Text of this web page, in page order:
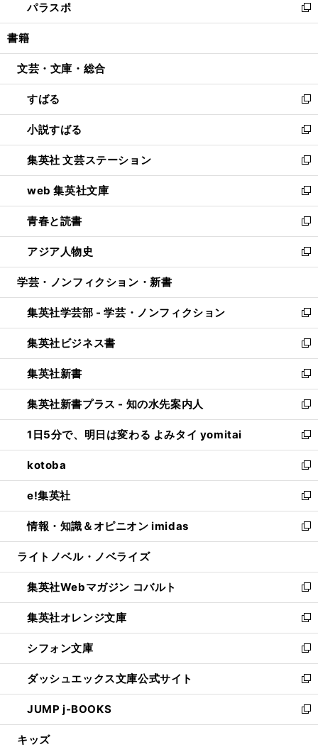
で
開
ド
ウ
開
ィ
ン
ウ
開
く
い
ウ
ン
ウ
で
開
く
パラスポ
新
し
ウ
ン
ド
ウ
で
開
く
書籍
文芸・文庫・総合
すばる
新
し
い
ウ
ィ
ン
ド
ウ
で
開
く
小説すばる
新
し
い
ウ
ィ
ン
ド
ウ
で
開
集英社 文芸ステーション
新
し
い
ウ
ィ
ン
ド
ウ
開
く
web 集英社文庫
新
し
い
ウ
ィ
ン
ウ
で
開
く
青春と読書
新
し
い
ウ
ン
ド
ウ
で
開
く
アジア人物史
新
し
ウ
ィ
ン
ド
ウ
で
開
く
学芸・ノンフィクション・新書
集英社学芸部 - 学芸・ノンフィクション
新
し
い
ウ
ィ
ン
ド
ウ
で
開
く
集英社ビジネス書
新
し
い
ウ
ィ
ン
ド
ウ
で
開
く
集英社新書
新
し
い
ウ
ィ
ン
ド
ウ
で
開
く
集英社新書プラス - 知の水先案内人
新
し
い
ウ
ィ
ン
ド
ウ
で
開
1日5分で、明日は変わる よみタイ yomitai
新
し
い
ウ
ィ
ン
ド
ウ
開
く
kotoba
新
し
い
ウ
ィ
ン
ウ
で
開
く
e!集英社
新
し
い
ウ
ン
ド
ウ
で
開
く
情報・知識＆オピニオン imidas
新
し
ウ
ィ
ン
ド
ウ
で
開
く
ライトノベル・ノベライズ
集英社Webマガジン コバルト
新
し
い
ウ
ィ
ン
ド
ウ
で
開
集英社オレンジ文庫
新
し
い
ウ
ィ
ン
ド
ウ
シフォン文庫
新
し
い
ウ
ィ
ン
ダッシュエックス文庫公式サイト
新
し
い
ウ
JUMP j-BOOKS
新
し
キッズ